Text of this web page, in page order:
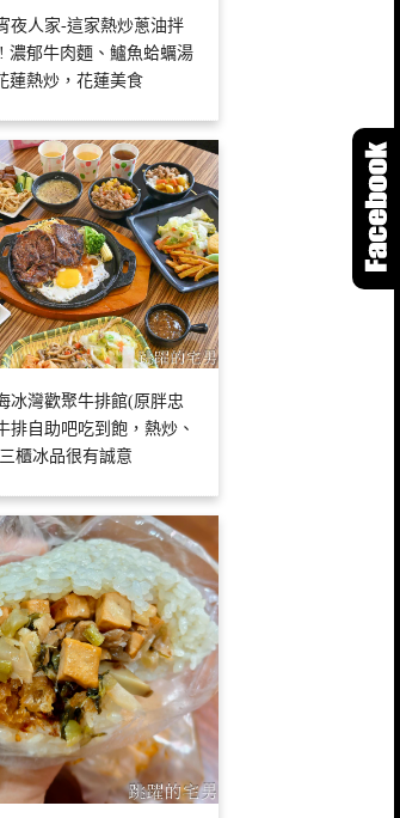
夜人家-這家熱炒蔥油拌
濃郁牛肉麵、鱸魚蛤蠣湯
蓮熱炒，花蓮美食
冰灣歡聚牛排館(原胖忠
排自助吧吃到飽，熱炒、
櫃冰品很有誠意